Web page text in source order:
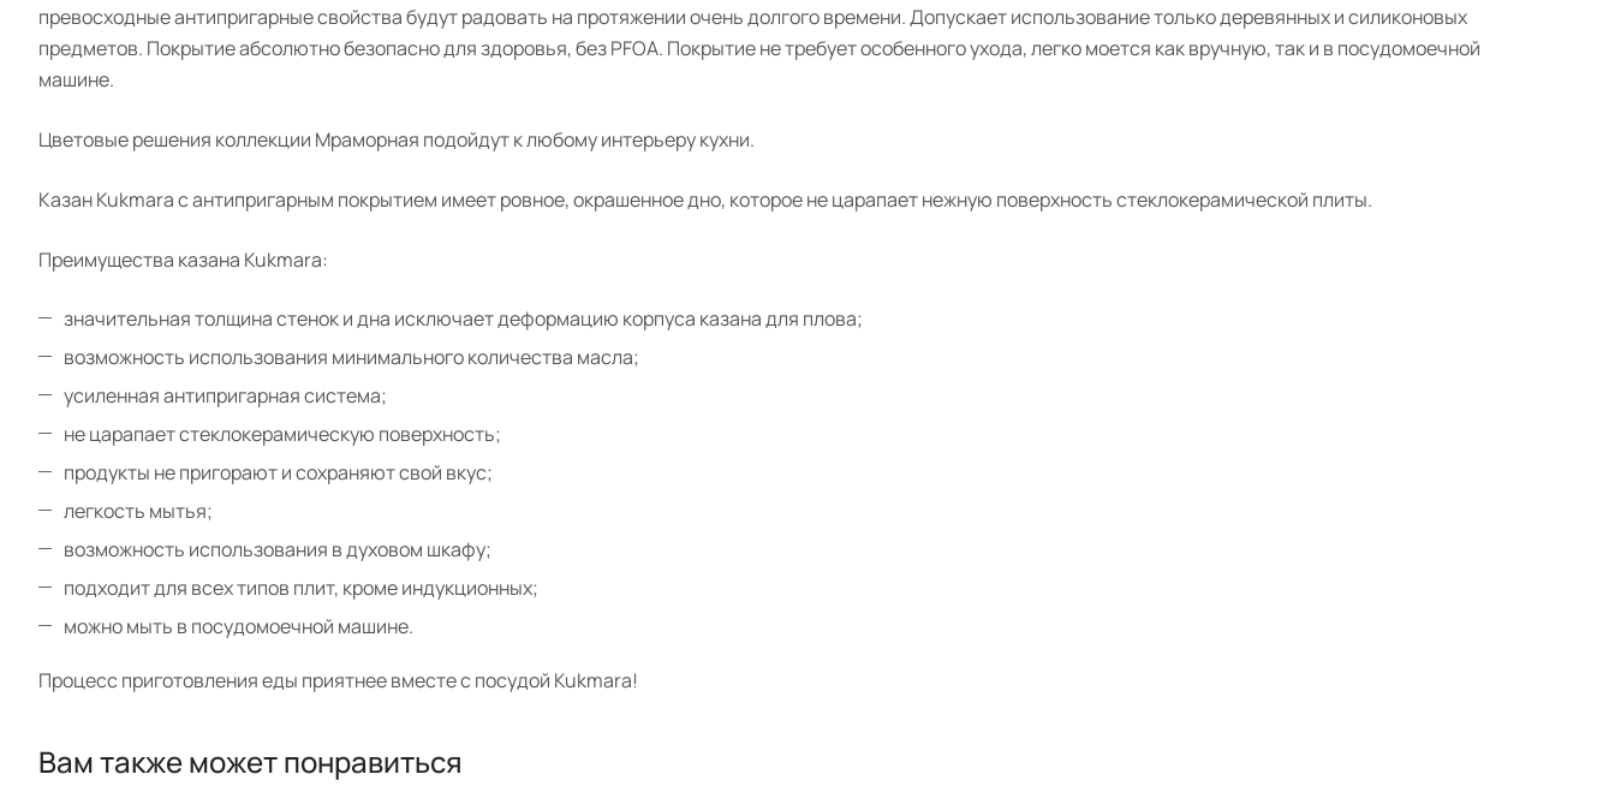
превосходные антипригарные свойства будут радовать на протяжении очень долгого времени. Допускает использование только деревянных и силиконовых
предметов. Покрытие абсолютно безопасно для здоровья, без PFOA. Покрытие не требует особенного ухода, легко моется как вручную, так и в посудомоечной
машине.
Цветовые решения коллекции Мраморная подойдут к любому интерьеру кухни.
Казан Kukmara с антипригарным покрытием имеет ровное, окрашенное дно, которое не царапает нежную поверхность стеклокерамической плиты.
Преимущества казана Kukmara:
значительная толщина стенок и дна исключает деформацию корпуса казана для плова;
возможность использования минимального количества масла;
усиленная антипригарная система;
не царапает стеклокерамическую поверхность;
продукты не пригорают и сохраняют свой вкус;
легкость мытья;
возможность использования в духовом шкафу;
подходит для всех типов плит, кроме индукционных;
можно мыть в посудомоечной машине.
Процесс приготовления еды приятнее вместе с посудой Kukmara!
Вам также может понравиться